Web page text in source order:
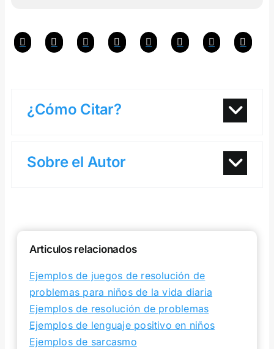
¿Cómo Citar?
Sobre el Autor
Articulos relacionados
Ejemplos de juegos de resolución de
problemas para niños de la vida diaria
Ejemplos de resolución de problemas
Ejemplos de lenguaje positivo en niños
Ejemplos de sarcasmo